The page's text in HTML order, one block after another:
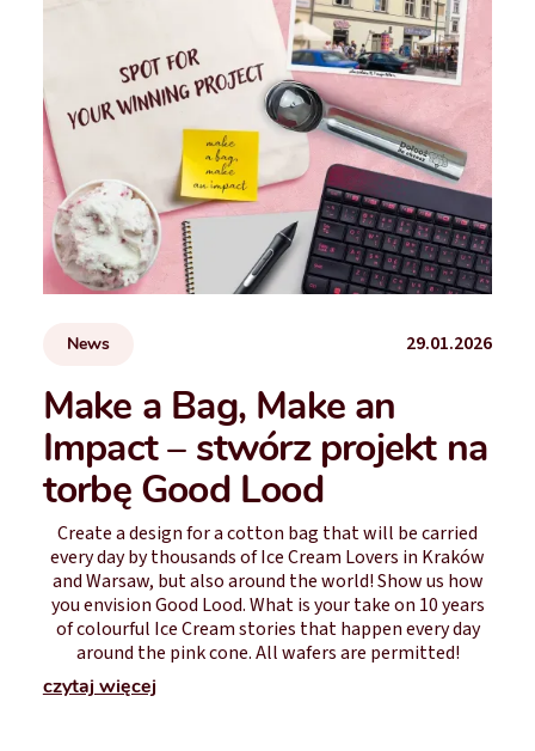
News 29.01.2026
Make a Bag, Make an
Impact – stwórz projekt na
torbę Good Lood
Create a design for a cotton bag that will be carried
every day by thousands of Ice Cream Lovers in Kraków
and Warsaw, but also around the world! Show us how
you envision Good Lood. What is your take on 10 years
of colourful Ice Cream stories that happen every day
around the pink cone. All wafers are permitted!
czytaj więcej